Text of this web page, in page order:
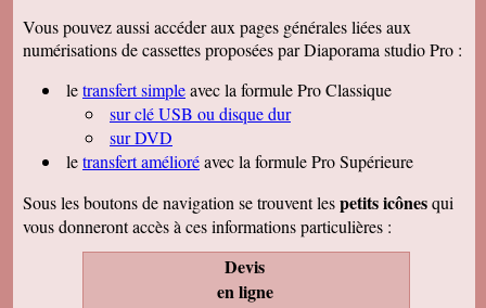
Vous pouvez aussi accéder aux pages générales liées aux
numérisations de cassettes proposées par Diaporama studio Pro :
letransfert simpleavec la formule Pro Classique
sur clé USB ou disque dur
sur DVD
letransfert amélioréavec la formule Pro Supérieure
Sous les boutons de navigation se trouvent lespetits icônesqui
vous donneront accès à ces informations particulières :
Devis
en ligne